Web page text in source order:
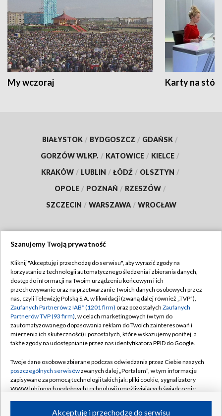
My wczoraj Karty na
BIAŁYSTOK / BYDGOSZCZ / GDAŃSK /
GORZÓW WLKP. / KATOWICE / KIELCE /
KRAKÓW / LUBLIN / ŁÓDŹ / OLSZTYN /
OPOLE / POZNAŃ / RZESZÓW /
SZCZECIN / WARSZAWA / WROCŁAW
TVP
Abonament TVP
Emisja w TVP
Centrum informacji TVP
Naziemna Telewizja Cyfrowa
Rada Programowa
System NOS
Informacje o nadawcy
Regulamin TVP
Polityka prywatności
Moje zgody
Pomoc
Kontakt
Kanały
Szanujemy Twoją prywatność
Kliknij "Akceptuję i przechodzę do serwisu", aby wyrazić zgody na
korzystanie z technologii automatycznego śledzenia i zbierania danych,
dostęp do informacji na Twoim urządzeniu końcowym i ich
przechowywanie oraz na przetwarzanie Twoich danych osobowych przez
nas, czyli Telewizję Polską S.A. w likwidacji (zwaną dalej również „TVP”),
Zaufanych Partnerów z IAB* (1201 firm) oraz pozostałych Zaufanych
Partnerów TVP (93 firm), w celach marketingowych (w tym do
zautomatyzowanego dopasowania reklam do Twoich zainteresowań i
mierzenia ich skuteczności) i pozostałych, które wskazujemy poniżej, a
także zgody na udostępnianie przez nas identyfikatora PPID do Google.
Twoje dane osobowe zbierane podczas odwiedzania przez Ciebie naszych
poszczególnych serwisówzwanych dalej „Portalem”, w tym informacje
zapisywane za pomocą technologii takich jak: pliki cookie, sygnalizatory
WWW lub innych podobnych technologii umożliwiających świadczenie
Akceptuję i przechodzę do serwisu